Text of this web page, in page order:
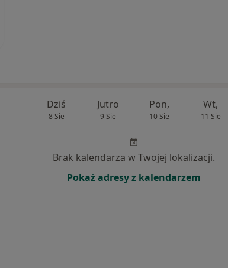
Dziś
8 Sie
Jutro
9 Sie
Pon,
10 Sie
Wt,
11 Sie
Brak kalendarza w Twojej lokalizacji.
Pokaż adresy z kalendarzem